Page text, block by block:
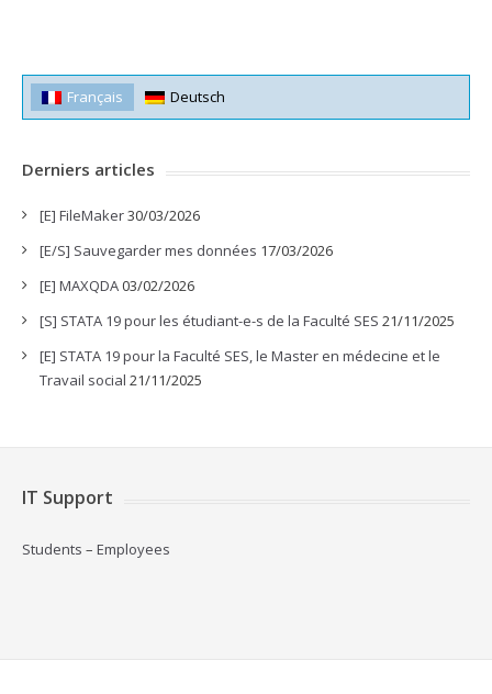
Français Deutsch
Derniers articles
[E] FileMaker30/03/2026
[E/S] Sauvegarder mes données 17/03/2026
[E] MAXQDA03/02/2026
[S] STATA 19 pour les étudiant-e-s de la Faculté SES 21/11/2025
[E] STATA 19 pour la Faculté SES, le Master en médecine et le
Travail social 21/11/2025
IT Support
Students – Employees